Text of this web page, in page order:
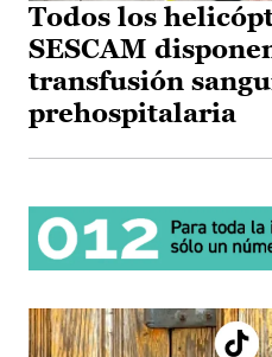
Todos los
SESCAM
transfusión
prehospitalaria